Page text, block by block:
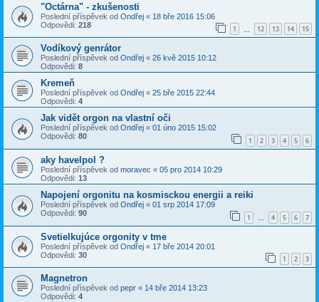
"Octárna" - zkušenosti
Poslední příspěvek od Ondřej « 18 bře 2016 15:06
Odpovědi: 218 1 12 13 14 15
Vodíkový genrátor
Poslední příspěvek od Ondřej « 26 kvě 2015 10:12
Odpovědi: 8
Kremeň
Poslední příspěvek od Ondřej « 25 bře 2015 22:44
Odpovědi: 4
Jak vidět orgon na vlastní oči
Poslední příspěvek od Ondřej « 01 úno 2015 15:02
Odpovědi: 80 1 2 3 4 5 6
aky havelpol ?
Poslední příspěvek od moravec « 05 pro 2014 10:29
Odpovědi: 13
Napojení orgonitu na kosmisckou energii a reiki
Poslední příspěvek od Ondřej « 01 srp 2014 17:09
Odpovědi: 90 1 … 4 5 6 7
Svetielkujúce orgonity v tme
Poslední příspěvek od Ondřej « 17 bře 2014 20:01
Odpovědi: 30 1 2 3
Magnetron
Poslední příspěvek od pepr « 14 bře 2014 13:23
Odpovědi: 4